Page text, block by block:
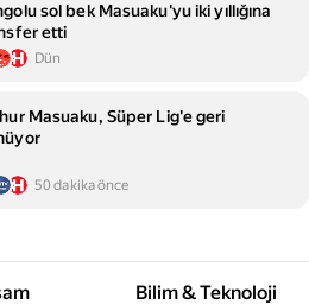
sol bek Masuaku'yu iki yıllığına
etti
Dün
Masuaku, Süper Lig'e geri
50 dakika önce
Bilim & Teknoloji